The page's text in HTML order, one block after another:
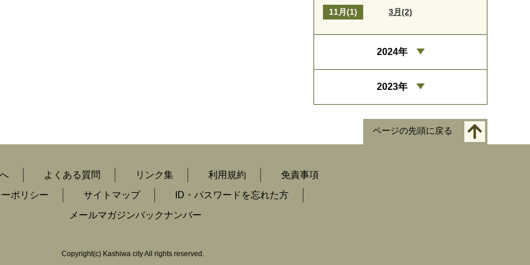
11月(1) 3月(2)
2024年
2023年
ページの先頭に戻る
よくある質問 リンク集 利用規約
免責事項
ポリシー
サイトマップ
ID・パスワードを忘れた方
メールマガジンバックナンバー
Copyright(c) Kashiwa city All rights reserved.